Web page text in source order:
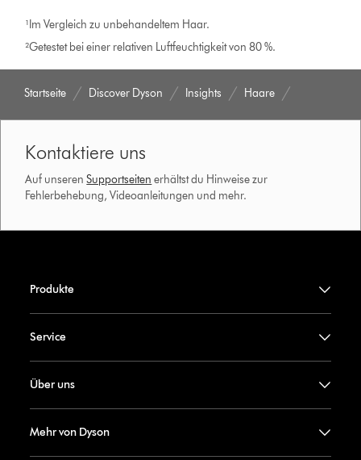
¹Im Vergleich zu unbehandeltem Haar.
²Getestet bei einer relativen Luftfeuchtigkeit von 80 %.
Startseite Discover Dyson Insights Haare
Kontaktiere uns
Auf unserenSupportseiten erhältst du Hinweise zur
Fehlerbehebung, Videoanleitungen und mehr.
Produkte
Service
Über uns
Mehr von Dyson